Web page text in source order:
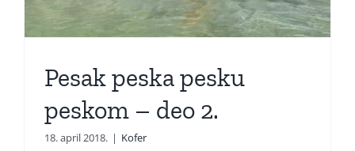
Pesak peska pesku
peskom – deo 2.
18. april 2018. | Kofer